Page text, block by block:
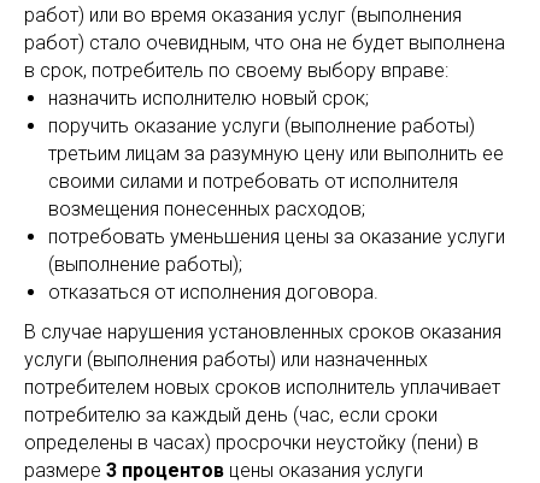
работ) или во время оказания услуг (выполнения
работ) стало очевидным, что она не будет выполнена
в срок, потребитель по своему выбору вправе:
назначить исполнителю новый срок;
поручить оказание услуги (выполнение работы)
третьим лицам за разумную цену или выполнить ее
своими силами и потребовать от исполнителя
возмещения понесенных расходов;
потребовать уменьшения цены за оказание услуги
(выполнение работы);
отказаться от исполнения договора.
В случае нарушения установленных сроков оказания
услуги (выполнения работы) или назначенных
потребителем новых сроков исполнитель уплачивает
потребителю за каждый день (час, если сроки
определены в часах) просрочки неустойку (пени) в
размере 3 процентов цены оказания услуги